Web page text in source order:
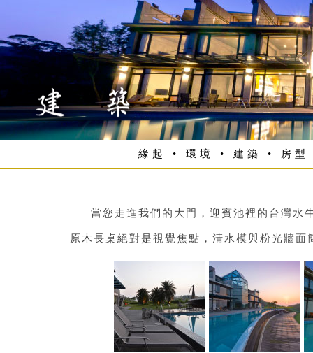
緣起 • 環境 • 建築 • 房型
當您走進我們的大門，迎賓池裡的台灣水
原木長桌絕對是視覺焦點，清水模與粉光牆